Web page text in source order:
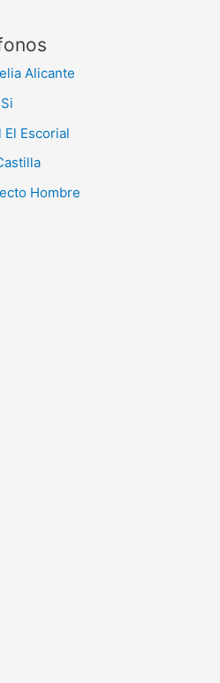
Alicante
Escorial
Hombre